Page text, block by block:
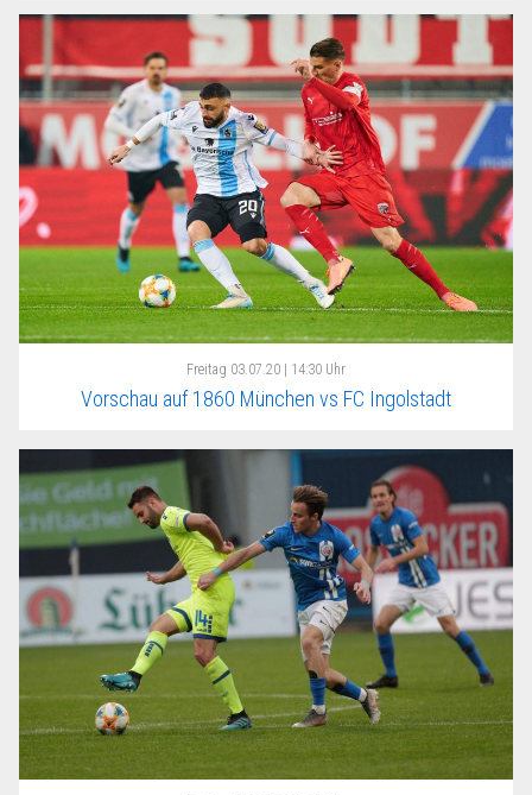
Freitag 03.07.20 | 14:30 Uhr
Vorschau auf 1860 München vs FC Ingolstadt